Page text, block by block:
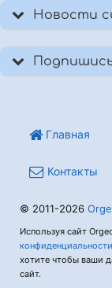
Новости
Главная
Контакты
© 2011-2026
Используя сайт
хотите чтобы ваши
сайт.